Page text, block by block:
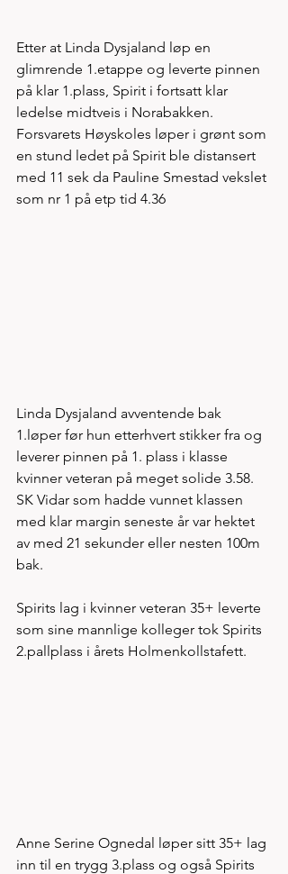
Etter at Linda Dysjaland løp en
glimrende 1.etappe og leverte pinnen
på klar 1.plass, Spirit i fortsatt klar
ledelse midtveis i Norabakken.
Forsvarets Høyskoles løper i grønt som
en stund ledet på Spirit ble distansert
med 11 sek da Pauline Smestad vekslet
som nr 1 på etp tid 4.36
Linda Dysjaland avventende bak
1.løper før hun etterhvert stikker fra og
leverer pinnen på 1. plass i klasse
kvinner veteran på meget solide 3.58.
SK Vidar som hadde vunnet klassen
med klar margin seneste år var hektet
av med 21 sekunder eller nesten 100m
bak.
Spirits lag i kvinner veteran 35+ leverte
som sine mannlige kolleger tok Spirits
2.pallplass i årets Holmenkollstafett.
Anne Serine Ognedal løper sitt 35+ lag
inn til en trygg 3.plass og også Spirits